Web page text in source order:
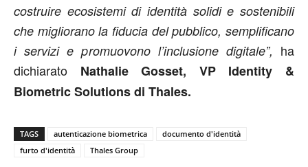
costruire ecosistemi di identità solidi e sostenibili
che migliorano la fiducia del pubblico, semplificano
i servizi e promuovono l’inclusione digitale”, ha
dichiarato Nathalie Gosset, VP Identity &
Biometric Solutions di Thales.
TAGS autenticazione biometrica
documento d'identità
furto d'identità
Thales Group